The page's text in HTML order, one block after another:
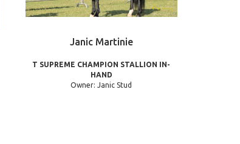
Janic Martinie
T SUPREME CHAMPION STALLION IN-
HAND
Owner: Janic Stud